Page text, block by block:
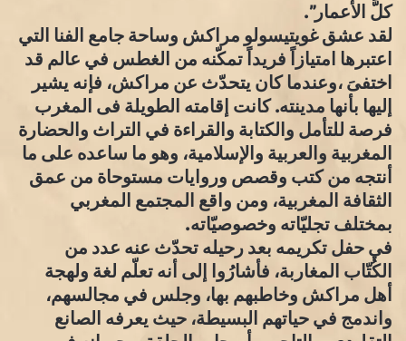
كلَّ الأعمار”.
لقد عشق غويتيسولو مراكش وساحة جامع الفنا التي
اعتبرها امتيازاً فريداً تمكّنه من الغطس في عالم قد
اختفىَ ،وعندما كان يتحدّث عن مراكش، فإنه يشير
إليها بأنها مدينته. كانت إقامته الطويلة فى المغرب
فرصة للتأمل والكتابة والقراءة في التراث والحضارة
المغربية والعربية والإسلامية، وهو ما ساعده على ما
أنتجه من كتب وقصص وروايات مستوحاة من عمق
الثقافة المغربية، ومن واقع المجتمع المغربي
بمختلف تجليّاته وخصوصيّاته.
في حفل تكريمه بعد رحيله تحدّث عنه عدد من
الكُتّاب المغاربة، فأشارُوا إلى أنه تعلّم لغة ولهجة
أهل مراكش وخاطبهم بها، وجلس في مجالسهم،
واندمج في حياتهم البسيطة، حيث يعرفه الصانع